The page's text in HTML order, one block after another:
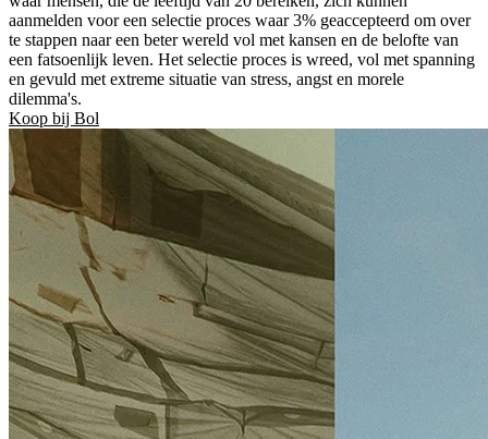
aanmelden voor een selectie proces waar 3% geaccepteerd om over
te stappen naar een beter wereld vol met kansen en de belofte van
een fatsoenlijk leven. Het selectie proces is wreed, vol met spanning
en gevuld met extreme situatie van stress, angst en morele
dilemma's.
Koop bij Bol